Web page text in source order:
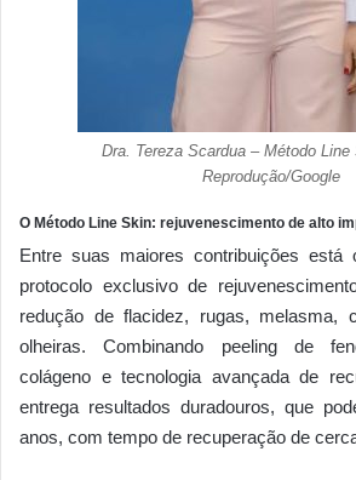
Dra. Tereza Scardua – Método
Reprodução/Google
O Método Line Skin: rejuvenescimento de alto
Entre suas maiores contribuições está
protocolo exclusivo de
redução de flacidez, rugas, melasma,
olheiras. Combinando peeling de
colágeno e tecnologia avançada de
entrega resultados duradouros, que
anos, com tempo de recuperação de